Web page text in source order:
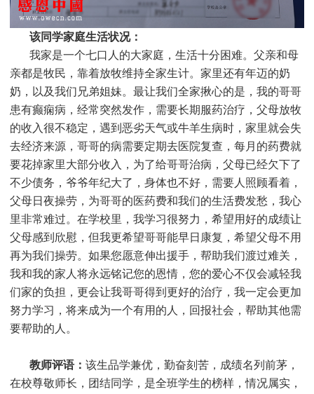
该同学家庭生活状况：
我家是一个七口人的大家庭，生活十分困难。父亲和母
亲都是牧民，靠着放牧维持全家生计。家里还有年迈的奶
奶，以及我们兄弟姐妹。最让我们全家揪心的是，我的哥哥
患有癫痫病，经常突然发作，需要长期服药治疗，父母放牧
的收入很不稳定，遇到恶劣天气或牛羊生病时，家里就会失
去经济来源，哥哥的病需要定期去医院复查，每月的药费就
要花掉家里大部分收入，为了给哥哥治病，父母已经欠下了
不少债务，爷爷年纪大了，身体也不好，需要人照顾看着，
父母日夜操劳，为哥哥的医药费和我们的生活费发愁，我心
里非常难过。在学校里，我学习很努力，希望用好的成绩让
父母感到欣慰，但我更希望哥哥能早日康复，希望父母不用
再为我们操劳。如果您愿意伸出援手，帮助我们渡过难关，
我和我的家人将永远铭记您的恩情，您的爱心不仅会减轻我
们家的负担，更会让我哥哥得到更好的治疗，我一定会更加
努力学习，将来成为一个有用的人，回报社会，帮助其他需
要帮助的人。
教师评语： 该生品学兼优，勤奋刻苦，成绩名列前茅，
在校尊敬师长，团结同学，是全班学生的榜样，情况属实，